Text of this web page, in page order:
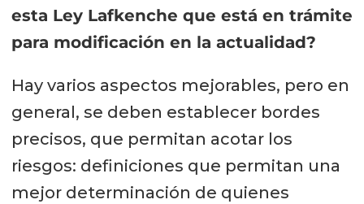
esta Ley Lafkenche que está en trámite
para modificación en la actualidad?
Hay varios aspectos mejorables, pero en
general, se deben establecer bordes
precisos, que permitan acotar los
riesgos: definiciones que permitan una
mejor determinación de quienes